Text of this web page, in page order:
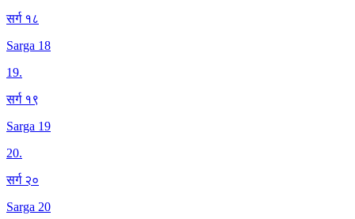
सर्ग १८
Sarga 18
19.
सर्ग १९
Sarga 19
20.
सर्ग २०
Sarga 20